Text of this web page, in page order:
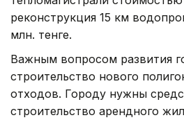
реконструкция 15 км
млн. тенге.
Важным вопросом развития
строительство нового
отходов. Городу нужны
строительство арендного